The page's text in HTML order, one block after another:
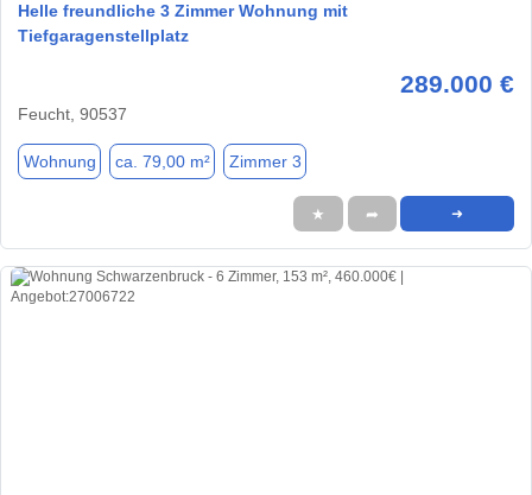
Helle freundliche 3 Zimmer Wohnung mit
Tiefgaragenstellplatz
289.000 €
Feucht, 90537
Wohnung ca. 79,00 m² Zimmer 3
★ ➦ ➜